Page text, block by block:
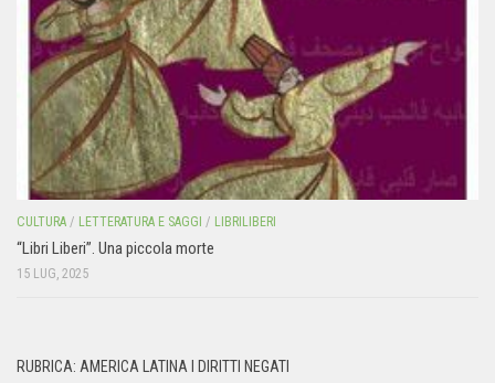
CULTURA / LETTERATURA E SAGGI / LIBRILIBERI
“Libri Liberi”. Una piccola morte
15 LUG, 2025
RUBRICA: AMERICA LATINA I DIRITTI NEGATI